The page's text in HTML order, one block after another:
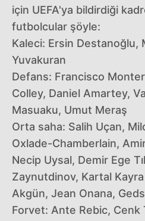
için UEFA'ya bildirdiği
futbolcular şöyle:
Kaleci: Ersin Destanoğlu,
Yuvakuran
Defans: Francisco
Colley, Daniel Amartey,
Masuaku, Umut Meraş
Orta saha: Salih Uçan,
Oxlade-Chamberlain,
Necip Uysal, Demir Ege
Zaynutdinov, Kartal Kayra
Akgün, Jean Onana,
Forvet: Ante Rebic, Cenk